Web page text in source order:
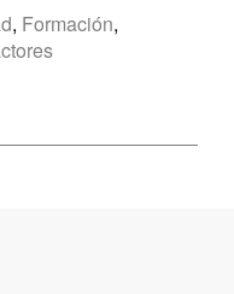
, Formación,